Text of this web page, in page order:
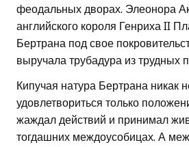
феодальных дворах. Элеонора
английского короля Генриха II
Бертрана под свое
выручала трубадура из трудных
Кипучая натура Бертрана никак
удовлетвориться только
жаждал действий и принимал
тогдашних междоусобицах. А